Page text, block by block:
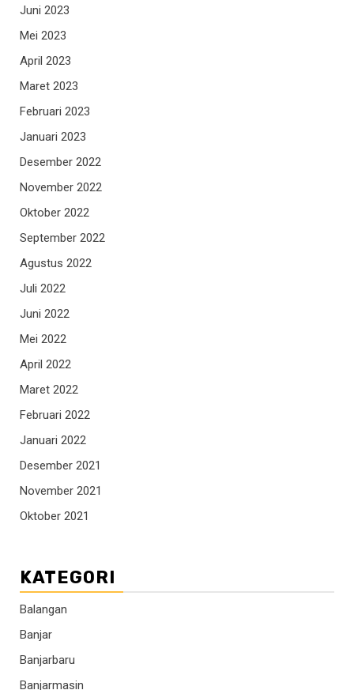
Juni 2023
Mei 2023
April 2023
Maret 2023
Februari 2023
Januari 2023
Desember 2022
November 2022
Oktober 2022
September 2022
Agustus 2022
Juli 2022
Juni 2022
Mei 2022
April 2022
Maret 2022
Februari 2022
Januari 2022
Desember 2021
November 2021
Oktober 2021
KATEGORI
Balangan
Banjar
Banjarbaru
Banjarmasin